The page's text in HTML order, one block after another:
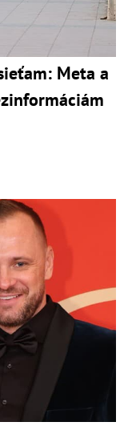
Meta a